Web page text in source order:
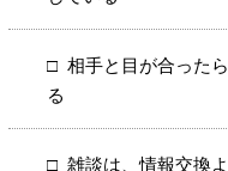
相手と目が合った
る
雑談は、情報交換